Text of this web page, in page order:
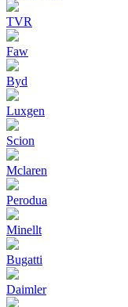
TVR
Faw
Byd
Luxgen
Scion
Mclaren
Perodua
Minellt
Bugatti
Daimler